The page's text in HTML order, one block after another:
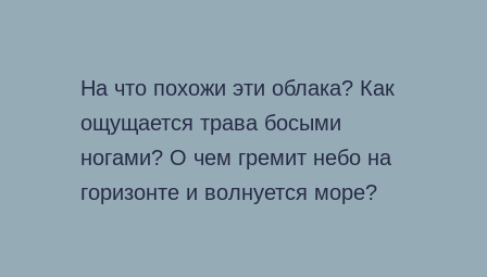
На что похожи эти облака? Как
ощущается трава босыми
ногами? О чем гремит небо на
горизонте и волнуется море?